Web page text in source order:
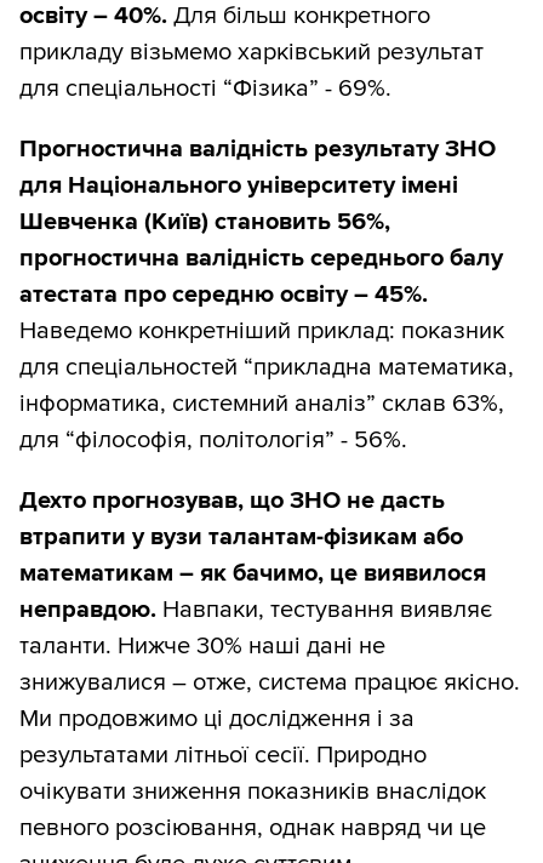
освіту – 40%. Для більш конкретного
прикладу візьмемо харківський результат
для спеціальності “Фізика” - 69%.
Прогностична валідність результату ЗНО
для Національного університету імені
Шевченка (Київ) становить 56%,
прогностична валідність середнього балу
атестата про середню освіту – 45%.
Наведемо конкретніший приклад: показник
для спеціальностей “прикладна математика,
інформатика, системний аналіз” склав 63%,
для “філософія, політологія” - 56%.
Дехто прогнозував, що ЗНО не дасть
втрапити у вузи талантам-фізикам або
математикам – як бачимо, це виявилося
неправдою. Навпаки, тестування виявляє
таланти. Нижче 30% наші дані не
знижувалися – отже, система працює якісно.
Ми продовжимо ці дослідження і за
результатами літньої сесії. Природно
очікувати зниження показників внаслідок
певного розсіювання, однак навряд чи це